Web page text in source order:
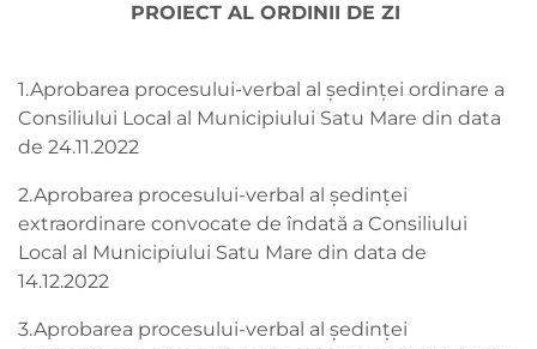
PROIECT AL ORDINII DE ZI
1.Aprobarea procesului-verbal al ședinței ordinare a
Consiliului Local al Municipiului Satu Mare din data
de 24.11.2022
2.Aprobarea procesului-verbal al ședinței
extraordinare convocate de îndată a Consiliului
Local al Municipiului Satu Mare din data de
14.12.2022
3.Aprobarea procesului-verbal al ședinței